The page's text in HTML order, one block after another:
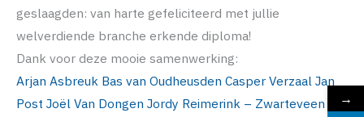
geslaagden: van harte gefeliciteerd met jullie
welverdiende branche erkende diploma!
Dank voor deze mooie samenwerking:
Arjan Asbreuk Bas van Oudheusden Casper Verzaal Jan
Post Joël Van Dongen Jordy Reimerink – Zwarteveen
→